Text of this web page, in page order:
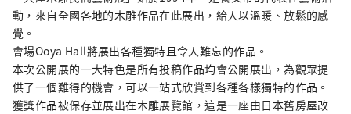
動，來自全國各地的木雕作品在此展出，給人以溫暖、放鬆的感
覺。
會場Ooya Hall將展出各種獨特且令人難忘的作品。
本次公開展的一大特色是所有投稿作品均會公開展出，為觀眾提
供了一個難得的機會，可以一站式欣賞到各種各樣獨特的作品。
獲獎作品被保存並展出在木雕展覽館，這是一座由日本舊房屋改